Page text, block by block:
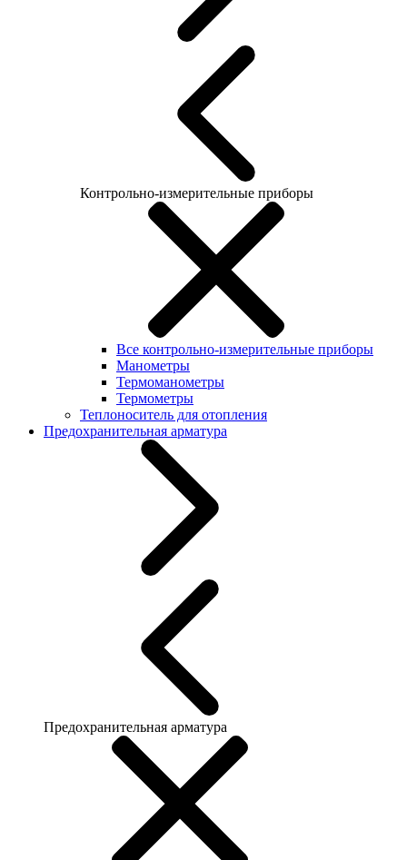
Контрольно-измерительные приборы
Все контрольно-измерительные приборы
Манометры
Термоманометры
Термометры
Теплоноситель для отопления
Предохранительная арматура
Предохранительная арматура